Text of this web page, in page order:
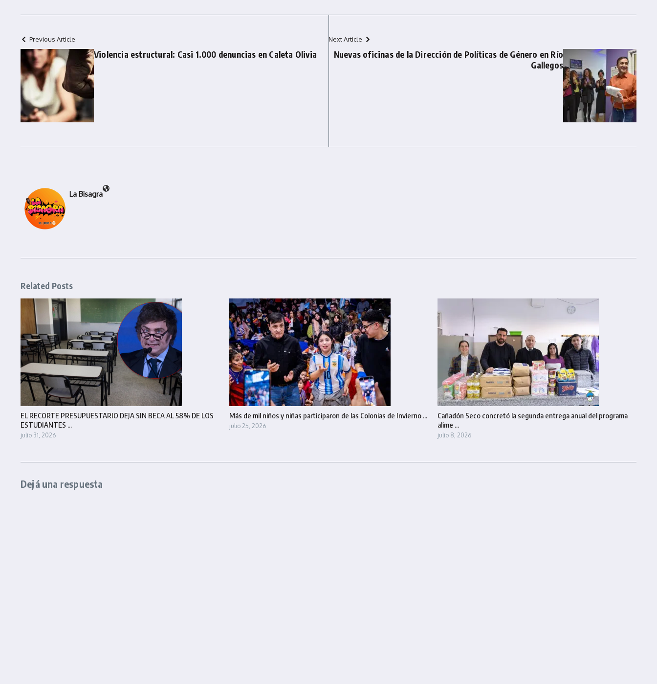
Previous Article
Violencia estructural: Casi 1.000 denuncias en Caleta Olivia
Next Article
Nuevas oficinas de la Dirección de Políticas de Género en Río
Gallegos
La Bisagra
Related Posts
EL RECORTE PRESUPUESTARIO DEJA SIN BECA AL 58% DE LOS
ESTUDIANTES ...
julio 31, 2026
Más de mil niños y niñas participaron de las Colonias de Invierno ...
julio 25, 2026
Cañadón Seco concretó la segunda entrega anual del programa
alime ...
julio 8, 2026
Dejá una respuesta